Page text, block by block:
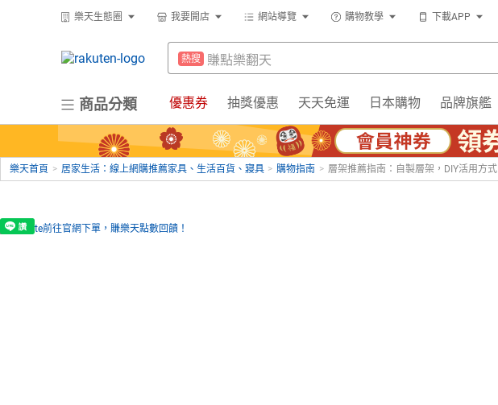
樂天生態圈 我要開店 網站導覽 購物教學 下載APP
熱搜 賺點樂翻天
防颱專區
熱搜 299超取免運
熱搜 微波爐
商品分類 優惠券 抽獎優惠 天天免運 日本購物 品牌旗艦
熱搜 299超取免運
熱搜 微波爐
熱搜 吹風機
熱搜 電子閱讀器
熱搜 平板電腦
熱搜
樂天首頁 > 居家生活：線上網購推薦家具、生活百貨、寢具 > 購物指南 > 層架推薦指南：自製層架，DIY活用方式